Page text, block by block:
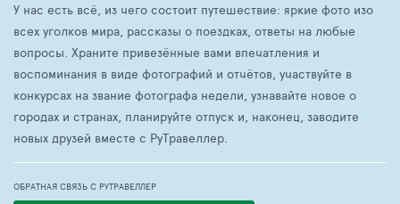
У нас есть всё, из чего состоит путешествие: яркие фото изо
всех уголков мира, рассказы о поездках, ответы на любые
вопросы. Храните привезённые вами впечатления и
воспоминания в виде фотографий и отчётов, участвуйте в
конкурсах на звание фотографа недели, узнавайте новое о
городах и странах, планируйте отпуск и, наконец, заводите
новых друзей вместе с РуТравеллер.
ОБРАТНАЯ СВЯЗЬ С РУТРАВЕЛЛЕР